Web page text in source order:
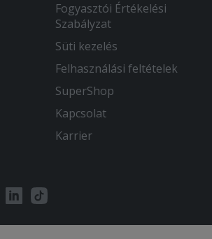
Fogyasztói Értékelési
Szabályzat
Süti kezelés
Felhasználási feltételek
SuperShop
Kapcsolat
Karrier